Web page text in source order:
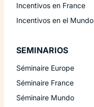
Incentivos en France
Incentivos en el Mundo
SEMINARIOS
Séminaire Europe
Séminaire France
Séminaire Mundo